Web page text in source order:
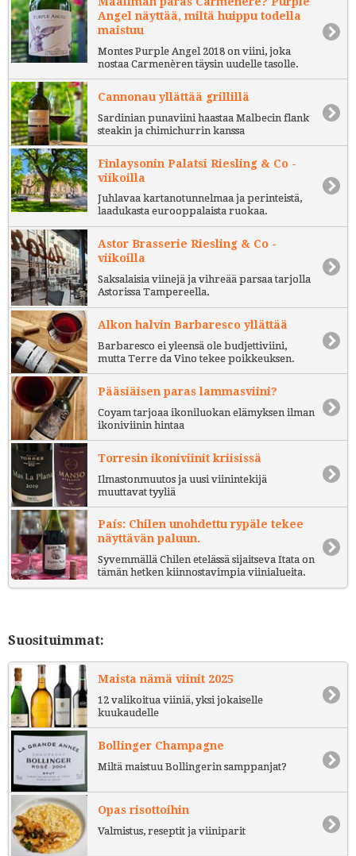
Angel näyttää, miltä huippu todella
maistuu
Montes Purple Angel 2018 on viini, joka
nostaa Carmenèren täysin uudelle tasolle.
Cannonau yllättää grillillä
Sardinian punaviini haastaa Malbecin flank
steakin ja chimichurrin kanssa
Finlaysonin Palatsi Riesling & Co -
viikoilla
Juhlavaa kartanotunnelmaa ja perinteistä,
laadukasta eurooppalaista ruokaa.
Astor Brasserie Riesling & Co -
viikoilla
Saksalaisia viinejä ja vihreää parsaa tarjolla
Astorissa Tampereella.
Alkon halvin Barbaresco yllättää
Barbaresco ei yleensä ole budjettiviini,
mutta Terre da Vino tekee poikkeuksen.
Pääsiäisen paras lammasviini?
Coyam tarjoaa ikoniluokan elämyksen ilman
ikoniviinin hintaa
Torresin ikoniviinit kriisissä
Ilmastonmuutos ja uusi viinintekijä
muuttavat tyyliä
País: Chilen unohdettu rypäle tekee
näyttävän paluun.
Syvemmällä Chilen etelässä sijaitseva Itata on
tämän hetken kiinnostavimpia viinialueita.
Suosituimmat:
Maista nämä viinit 2025
12 valikoitua viiniä, yksi jokaiselle
kuukaudelle
Bollinger Champagne
Miltä maistuu Bollingerin samppanjat?
Opas risottoihin
Valmistus, reseptit ja viiniparit